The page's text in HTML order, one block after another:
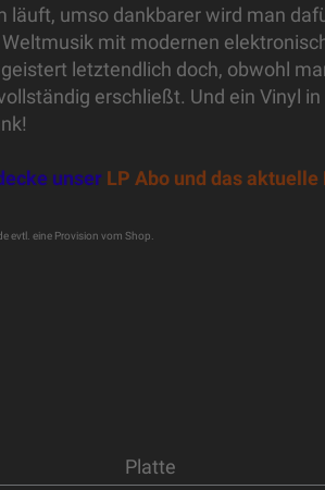
läuft, umso dankbarer wird man
mit modernen
letztendlich doch, obwohl
erschließt. Und ein Vinyl
unser LP Abo und das aktuelle
evtl. eine Provision vom Shop.
Platte